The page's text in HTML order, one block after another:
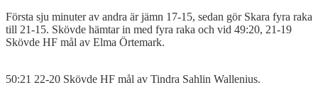
Första sju minuter av andra är jämn 17-15, sedan gör Skara fyra raka
till 21-15. Skövde hämtar in med fyra raka och vid 49:20, 21-19
Skövde HF mål av Elma Örtemark.
50:21 22-20 Skövde HF mål av Tindra Sahlin Wallenius.